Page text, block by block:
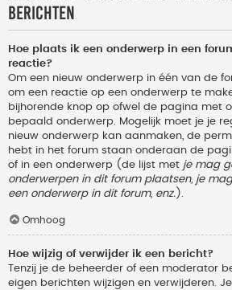
berichten
Hoe plaats ik een onderwerp in een
reactie?
Om een nieuw onderwerp in één van de
om een reactie op een onderwerp te
bijhorende knop op ofwel de pagina met
bepaald onderwerp. Mogelijk moet je je
nieuw onderwerp kan aanmaken, de
hebt in het forum staan onderaan de
of in een onderwerp (de lijst met je mag
onderwerpen in dit forum plaatsen, je
een onderwerp in dit forum, enz. ).
Omhoog
Hoe wijzig of verwijder ik een bericht?
Tenzij je de beheerder of een moderator
eigen berichten wijzigen en verwijderen.